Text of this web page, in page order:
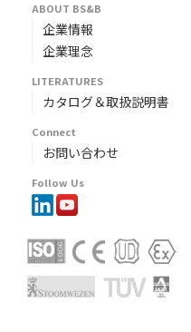
ABOUT BS&B
企業情報
企業理念
LITERATURES
カタログ＆取扱説明書
Connect
お問い合わせ
Follow Us